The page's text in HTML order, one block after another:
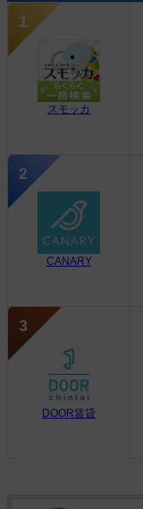
スモッカ
CANARY
DOOR賃貸